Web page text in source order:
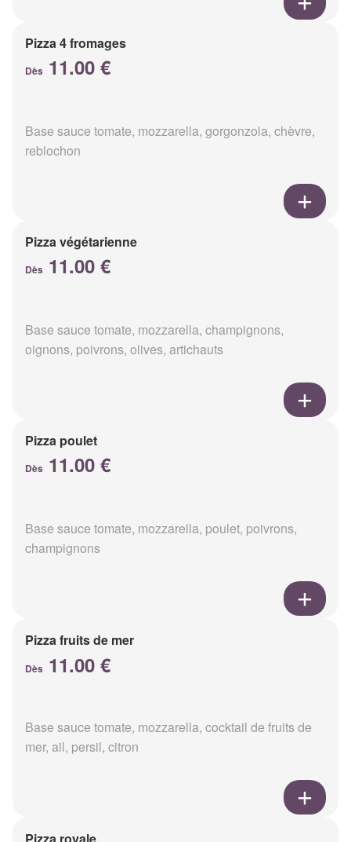
Pizza 4 fromages
Dès 11.00 €
Base sauce tomate, mozzarella, gorgonzola, chèvre,
reblochon
Pizza végétarienne
Dès 11.00 €
Base sauce tomate, mozzarella, champignons,
oignons, poivrons, olives, artichauts
Pizza poulet
Dès 11.00 €
Base sauce tomate, mozzarella, poulet, poivrons,
champignons
Pizza fruits de mer
Dès 11.00 €
Base sauce tomate, mozzarella, cocktail de fruits de
mer, ail, persil, citron